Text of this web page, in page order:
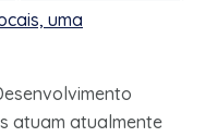
uma
atuam atualmente